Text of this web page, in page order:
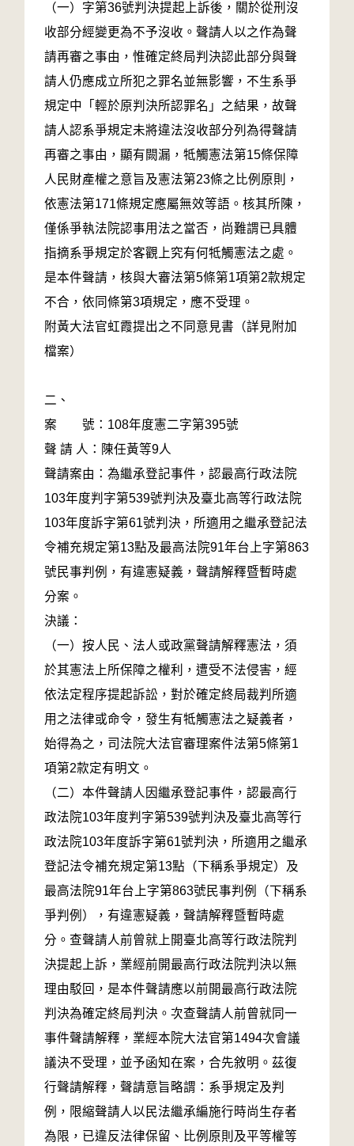
（一）字第36號判決提起上訴後，關於從刑沒
收部分經變更為不予沒收。聲請人以之作為聲
請再審之事由，惟確定終局判決認此部分與聲
請人仍應成立所犯之罪名並無影響，不生系爭
規定中「輕於原判決所認罪名」之結果，故聲
請人認系爭規定未將違法沒收部分列為得聲請
再審之事由，顯有闕漏，牴觸憲法第15條保障
人民財產權之意旨及憲法第23條之比例原則，
依憲法第171條規定應屬無效等語。核其所陳，
僅係爭執法院認事用法之當否，尚難謂已具體
指摘系爭規定於客觀上究有何牴觸憲法之處。
是本件聲請，核與大審法第5條第1項第2款規定
不合，依同條第3項規定，應不受理。
附黃大法官虹霞提出之不同意見書（詳見附加
檔案）
二、
案 號：108年度憲二字第395號
聲 請 人：陳任黃等9人
聲請案由：為繼承登記事件，認最高行政法院
103年度判字第539號判決及臺北高等行政法院
103年度訴字第61號判決，所適用之繼承登記法
令補充規定第13點及最高法院91年台上字第863
號民事判例，有違憲疑義，聲請解釋暨暫時處
分案。
決議：
（一）按人民、法人或政黨聲請解釋憲法，須
於其憲法上所保障之權利，遭受不法侵害，經
依法定程序提起訴訟，對於確定終局裁判所適
用之法律或命令，發生有牴觸憲法之疑義者，
始得為之，司法院大法官審理案件法第5條第1
項第2款定有明文。
（二）本件聲請人因繼承登記事件，認最高行
政法院103年度判字第539號判決及臺北高等行
政法院103年度訴字第61號判決，所適用之繼承
登記法令補充規定第13點（下稱系爭規定）及
最高法院91年台上字第863號民事判例（下稱系
爭判例），有違憲疑義，聲請解釋暨暫時處
分。查聲請人前曾就上開臺北高等行政法院判
決提起上訴，業經前開最高行政法院判決以無
理由駁回，是本件聲請應以前開最高行政法院
判決為確定終局判決。次查聲請人前曾就同一
事件聲請解釋，業經本院大法官第1494次會議
議決不受理，並予函知在案，合先敘明。茲復
行聲請解釋，聲請意旨略謂：系爭規定及判
例，限縮聲請人以民法繼承編施行時尚生存者
為限，已違反法律保留、比例原則及平等權等